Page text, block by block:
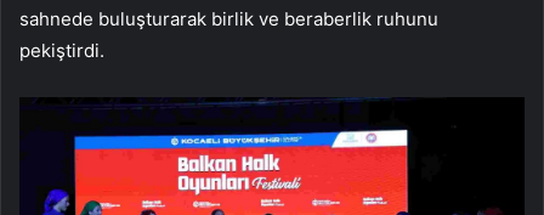
sahnede buluşturarak birlik ve beraberlik ruhunu
pekiştirdi.